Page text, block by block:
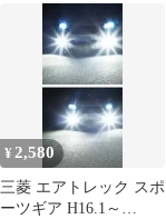
H28.12 BHGY51 爆光
単色 H8/H11/H16 LED
フォグランプ バルブ 球
2個SET 特注ハイパワ
ーLEDチップ搭載 ポン
付け 新品 送料込み Bタ
イプ
¥2,580
三菱 エアトレック スポ
ーツギア H16.1～